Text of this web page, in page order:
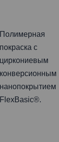
Полимерная
покраска с
циркониевым
конверсионным
нанопокрытием
FlexBasic®.